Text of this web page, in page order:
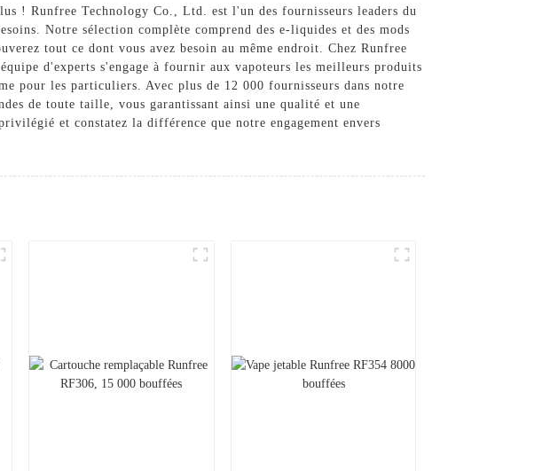
! Runfree Technology Co., Ltd. est l'un des fournisseurs leaders du
Notre sélection complète comprend des e-liquides et des mods
tout ce dont vous avez besoin au même endroit. Chez Runfree
d'experts s'engage à fournir aux vapoteurs les meilleurs produits
pour les particuliers. Avec plus de 12 000 fournisseurs dans notre
de toute taille, vous garantissant ainsi une qualité et une
et constatez la différence que notre engagement envers